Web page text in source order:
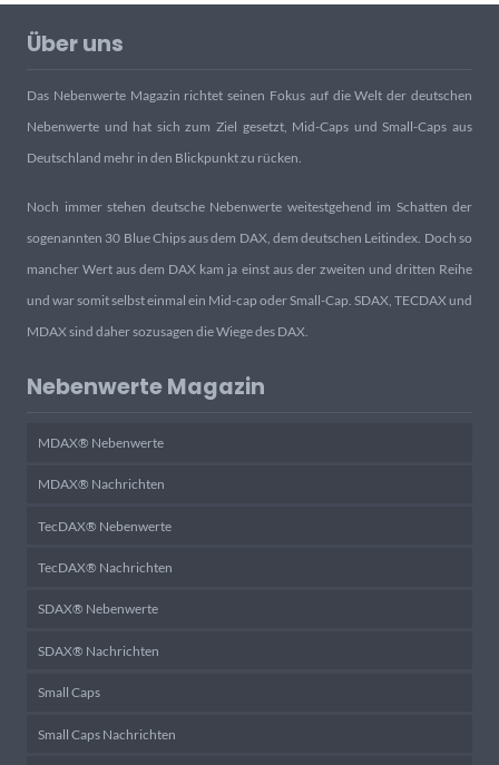
Über uns
Das Nebenwerte Magazin richtet seinen Fokus auf die Welt der deutschen
Nebenwerte und hat sich zum Ziel gesetzt, Mid-Caps und Small-Caps aus
Deutschland mehr in den Blickpunkt zu rücken.
Noch immer stehen deutsche Nebenwerte weitestgehend im Schatten der
sogenannten 30 Blue Chips aus dem DAX, dem deutschen Leitindex. Doch so
mancher Wert aus dem DAX kam ja einst aus der zweiten und dritten Reihe
und war somit selbst einmal ein Mid-cap oder Small-Cap. SDAX, TECDAX und
MDAX sind daher sozusagen die Wiege des DAX.
Nebenwerte Magazin
MDAX® Nebenwerte
MDAX® Nachrichten
TecDAX® Nebenwerte
TecDAX® Nachrichten
SDAX® Nebenwerte
SDAX® Nachrichten
Small Caps
Small Caps Nachrichten